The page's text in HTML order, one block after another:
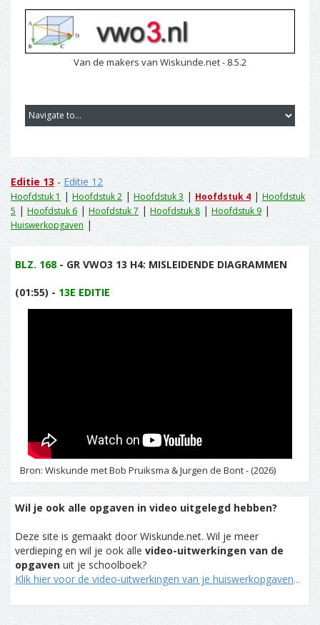
Van de makers van Wiskunde.net - 8.5.2
Editie 13 - Editie 12
Hoofdstuk 1 | Hoofdstuk 2 | Hoofdstuk 3 | Hoofdstuk 4 | Hoofdstuk
5 | Hoofdstuk 6 | Hoofdstuk 7 | Hoofdstuk 8 | Hoofdstuk 9 |
Huiswerkopgaven |
BLZ. 168 - GR VWO3 13 H4: MISLEIDENDE DIAGRAMMEN
(01:55) - 13E EDITIE
Bron: Wiskunde met Bob Pruiksma & Jurgen de Bont - (2026)
Wil je ook alle opgaven in video uitgelegd hebben?
Deze site is gemaakt door Wiskunde.net. Wil je meer
verdieping en wil je ook alle video-uitwerkingen van de
opgaven uit je schoolboek?
Klik hier voor de video-uitwerkingen van je huiswerkopgaven...